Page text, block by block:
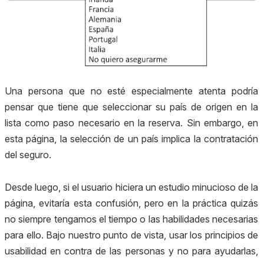
Una persona que no esté especialmente atenta podría
pensar que tiene que seleccionar su país de origen en la
lista como paso necesario en la reserva. Sin embargo, en
esta página, la selección de un país implica la contratación
del seguro.
Desde luego, si el usuario hiciera un estudio minucioso de la
página, evitaría esta confusión, pero en la práctica quizás
no siempre tengamos el tiempo o las habilidades necesarias
para ello. Bajo nuestro punto de vista, usar los principios de
usabilidad en contra de las personas y no para ayudarlas,